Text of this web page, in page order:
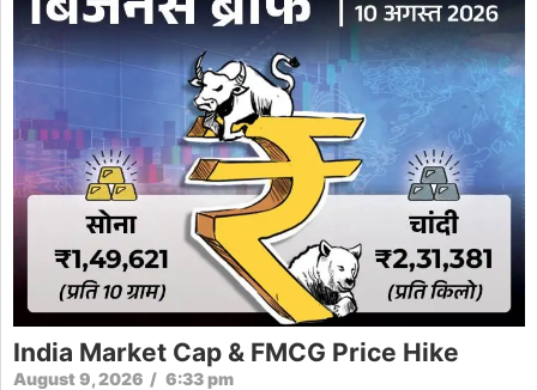
India Market Cap & FMCG Price Hike
August 9, 2026 / 6:33 pm